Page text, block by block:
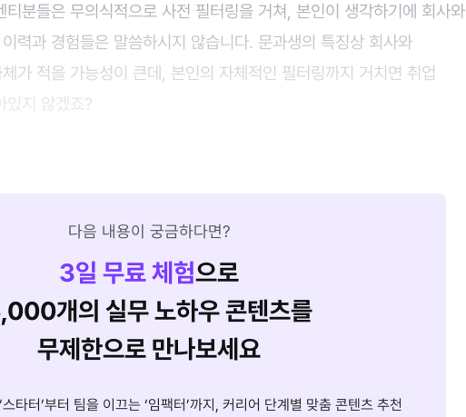
분들은 무의식적으로 사전 필터링을 거쳐, 본인이 생각하기에 회사와
력과 경험들은 말씀하시지 않습니다. 문과생의 특징상 회사와
가 적을 가능성이 큰데, 본인의 자체적인 필터링까지 거치면 취업
있지 않겠죠?
다음 내용이 궁금하다면?
3일 무료 체험으로
개의 실무 노하우 콘텐츠를
무제한으로 만나보세요
타터’부터 팀을 이끄는 ‘임팩터’까지, 커리어 단계별 맞춤 콘텐츠 추천